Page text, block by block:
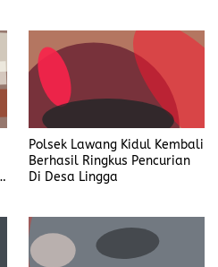
Polsek Lawang Kidul Kembali
Berhasil Ringkus Pencurian
Di Desa Lingga